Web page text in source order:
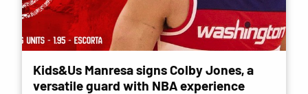
Kids&Us Manresa signs Colby Jones, a
versatile guard with NBA experience